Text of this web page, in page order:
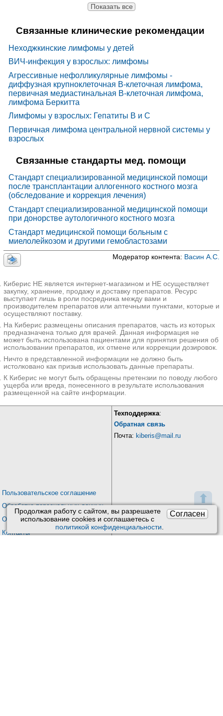
⬆
Согласен
Продолжая работу с сайтом, вы разрешаете
использование сookies и соглашаетесь с
политикой конфиденциальности.
Показать все
Связанные клинические рекомендации
Неходжкинские лимфомы у детей
ВИЧ-инфекция у взрослых: лимфомы
Агрессивные нефолликулярные лимфомы -
диффузная крупноклеточная В-клеточная лимфома,
первичная медиастинальная В-клеточная лимфома,
лимфома Беркитта
Лимфомы у взрослых: Гепатиты В и С
Первичная лимфома центральной нервной системы у
взрослых
Связанные стандарты мед. помощи
Стандарт специализированной медицинской помощи
после трансплантации аллогенного костного мозга
(обследование и коррекция лечения)
Стандарт специализированной медицинской помощи
при донорстве аутологичного костного мозга
Стандарт медицинской помощи больным с
миелолейкозом и другими гемобластозами
Модератор контента: Васин А.С.
Киберис НЕ является интернет-магазином и НЕ осуществляет
закупку, хранение, продажу и доставку препаратов. Ресурс
выступает лишь в роли посредника между вами и
производителем препаратов или аптечными пунктами, которые и
осуществляют поставку.
На Киберис размещены описания препаратов, часть из которых
предназначена только для врачей. Данная информация не
может быть использована пациентами для принятия решения об
использовании препаратов, их отмене или коррекции дозировок.
Ничто в представленной информации не должно быть
истолковано как призыв использовать данные препараты.
К Киберис не могут быть обращены претензии по поводу любого
ущерба или вреда, понесенного в результате использования
размещенной на сайте информации.
Пользовательское соглашение
Обработка персональных данных
О проекте Киберис
Контакты
Техподдержка:
Обратная связь
Почта: kiberis@mail.ru